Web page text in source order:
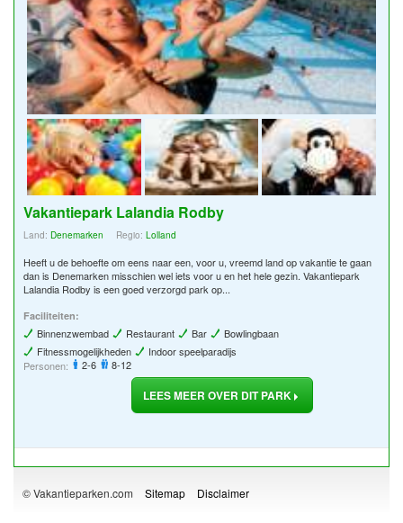
Vakantiepark Lalandia Rodby
Land: Denemarken Regio: Lolland
Heeft u de behoefte om eens naar een, voor u, vreemd land op vakantie te gaan
dan is Denemarken misschien wel iets voor u en het hele gezin. Vakantiepark
Lalandia Rodby is een goed verzorgd park op...
Faciliteiten:
Binnenzwembad Restaurant Bar
Bowlingbaan
Fitnessmogelijkheden
Indoor speelparadijs
Personen:
2-6 8-12
LEES MEER OVER DIT PARK
© Vakantieparken.com Sitemap Disclaimer